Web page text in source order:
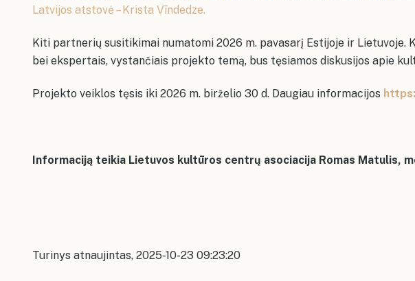
Latvijos atstovė – Krista Vīndedze.
Kiti partnerių susitikimai numatomi 2026 m. pavasarį Estijoje ir
bei ekspertais, vystančiais projekto temą, bus tęsiamos diskusijos apie
Projekto veiklos tęsis iki 2026 m. birželio 30 d. Daugiau informacijos
Informaciją teikia Lietuvos kultūros centrų asociacija Romas Matulis,
Turinys atnaujintas, 2025-10-23 09:23:20